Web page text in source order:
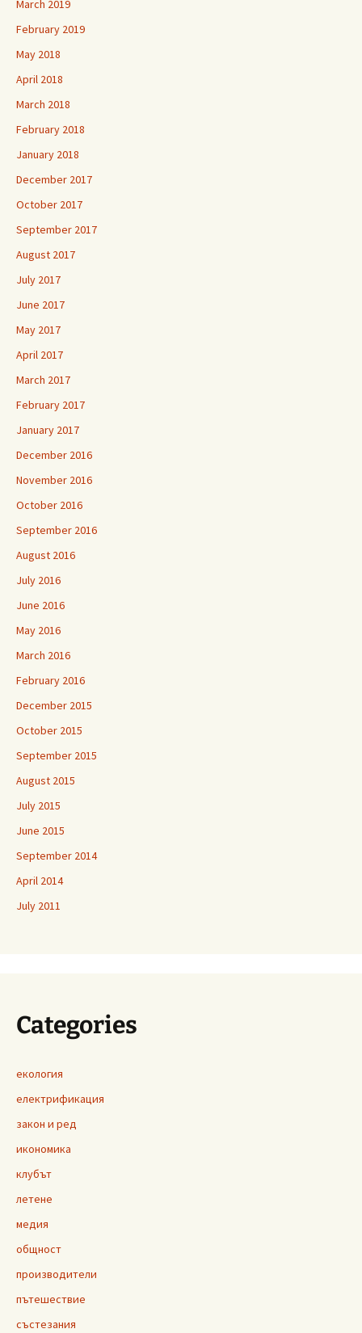
March 2019
February 2019
May 2018
April 2018
March 2018
February 2018
January 2018
December 2017
October 2017
September 2017
August 2017
July 2017
June 2017
May 2017
April 2017
March 2017
February 2017
January 2017
December 2016
November 2016
October 2016
September 2016
August 2016
July 2016
June 2016
May 2016
March 2016
February 2016
December 2015
October 2015
September 2015
August 2015
July 2015
June 2015
September 2014
April 2014
July 2011
Categories
екология
електрификация
закон и ред
икономика
клубът
летене
медия
общност
производители
пътешествие
състезания